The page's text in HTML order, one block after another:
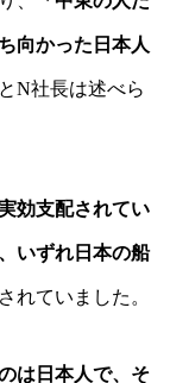
向かった日本人
とN社長は述べら
効支配されてい
いずれ日本の船
れていました。
は日本人で、そ